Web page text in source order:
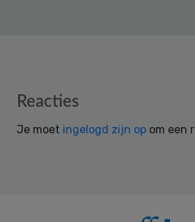
Reader
Reacties
Je moet ingelogd zijn op om een